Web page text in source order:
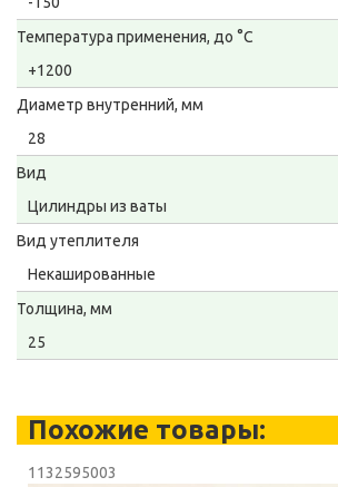
Температура применения, до °С
+1200
Диаметр внутренний, мм
28
Вид
Цилиндры из ваты
Вид утеплителя
Некашированные
Толщина, мм
25
Похожие товары:
1132595003